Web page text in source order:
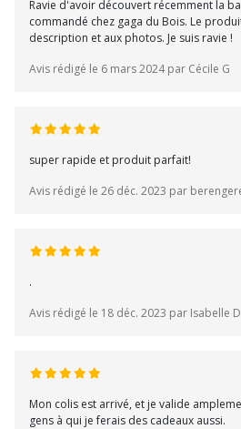
Ravie d'avoir découvert récemment la
commandé chez gaga du Bois. Le
description et aux photos. Je suis ravie !
Avis rédigé le 6 mars 2024 par Cécile G
super rapide et produit parfait!
Avis rédigé le 26 déc. 2023 par
.
Avis rédigé le 18 déc. 2023 par Isabelle D
Mon colis est arrivé, et je valide
gens à qui je ferais des cadeaux aussi.